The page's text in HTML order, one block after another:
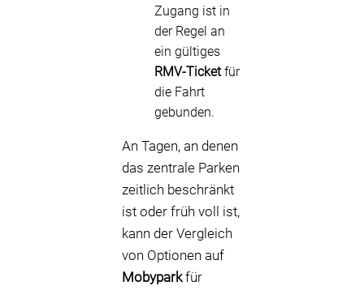
Zugang ist in
der Regel an
ein gültiges
RMV-Ticketfür
die Fahrt
gebunden.
An Tagen, an denen
das zentrale Parken
zeitlich beschränkt
ist oder früh voll ist,
kann der Vergleich
von Optionen auf
Mobyparkfür